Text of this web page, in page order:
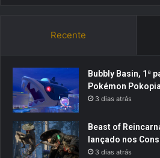
Recente
Bubbly Basin, 1ª
Pokémon
3 dias atrás
Beast of
lançado nos
3 dias atrás